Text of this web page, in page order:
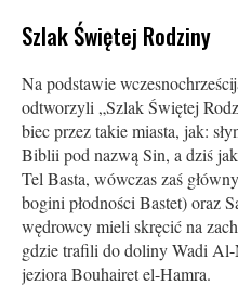
Szlak Świętej Rodziny
Na podstawie
odtworzyli „Szlak Świętej
biec przez takie miasta, jak:
Biblii pod nazwą Sin, a dziś
Tel Basta, wówczas zaś
bogini płodności Bastet) oraz
wędrowcy mieli skręcić na
gdzie trafili do doliny Wadi Al-
jeziora Bouhairet el­-Hamra.